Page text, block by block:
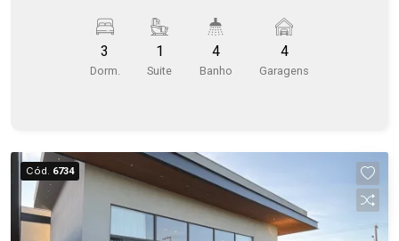
3
Dorm.
1
Suite
4
Banho
4
Garagens
Cód. 6734